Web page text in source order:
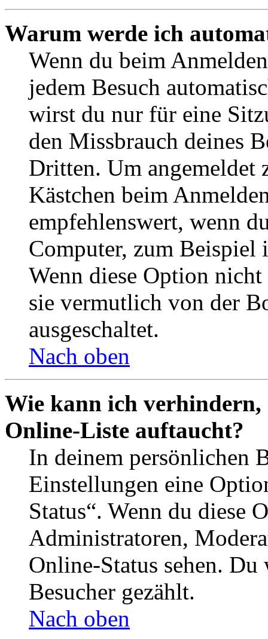
Warum werde ich
Wenn du beim
jedem Besuch
wirst du nur für eine
den Missbrauch deines
Dritten. Um angemeldet
Kästchen beim
empfehlenswert, wenn
Computer, zum Beispiel
Wenn diese Option
sie vermutlich von der
ausgeschaltet.
Nach oben
Wie kann ich verhindern,
Online-Liste auftaucht?
In deinem persönlichen
Einstellungen eine
Status“. Wenn du diese
Administratoren,
Online-Status sehen.
Besucher gezählt.
Nach oben